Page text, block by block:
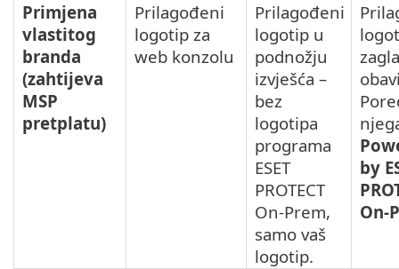
Primjena
vlastitog
branda
(zahtijeva
MSP
pretplatu)
Prilagođeni
logotip za
web konzolu
Prilagođeni
logotip u
podnožju
izvješća –
bez
logotipa
programa
ESET
PROTECT
On-Prem,
samo vaš
logotip.
by
On-